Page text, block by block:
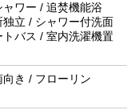
ワー / 追焚機能浴
立 / シャワー付洗面
バス / 室内洗濯機置
き / フローリン